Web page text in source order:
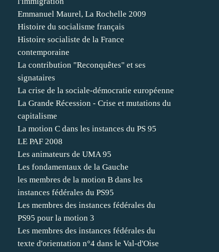
Emmanuel Maurel, La Rochelle 2009
Histoire du socialisme français
Histoire socialiste de la France
contemporaine
La contribution "Reconquêtes" et ses
signataires
La crise de la sociale-démocratie européenne
La Grande Récession - Crise et mutations du
capitalisme
La motion C dans les instances du PS 95
LE PAF 2008
Les animateurs de UMA 95
Les fondamentaux de la Gauche
les membres de la motion B dans les
instances fédérales du PS95
Les membres des instances fédérales du
PS95 pour la motion 3
Les membres des instances fédérales du
texte d'orientation n°4 dans le Val-d'Oise